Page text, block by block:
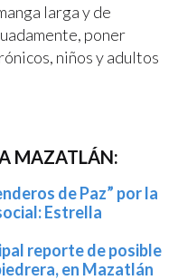
larga y de
poner
niños y adultos
MAZATLÁN:
de Paz” por la
Estrella
reporte de posible
en Mazatlán